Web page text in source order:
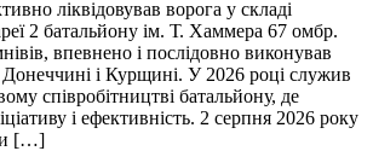
ліквідовував ворога у складі
2 батальйону ім. Т. Хаммера 67 омбр.
впевнено і послідовно виконував
Донеччині і Курщині. У 2026 році служив
співробітництві батальйону, де
і ефективність. 2 серпня 2026 року
[…]